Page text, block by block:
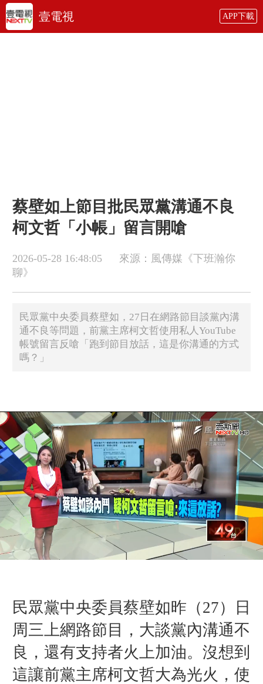
壹電視 APP下載
蔡壁如上節目批民眾黨溝通不良
柯文哲「小帳」留言開嗆
2026-05-28 16:48:05
來源：風傳媒《下班瀚你
聊》
民眾黨中央委員蔡壁如，27日在網路節目談黨內溝
通不良等問題，前黨主席柯文哲使用私人YouTube
帳號留言反嗆「跑到節目放話，這是你溝通的方式
嗎？」
民眾黨中央委員蔡壁如昨（27）日
周三上網路節目，大談黨內溝通不
良，還有支持者火上加油。沒想到
這讓前黨主席柯文哲大為光火，使